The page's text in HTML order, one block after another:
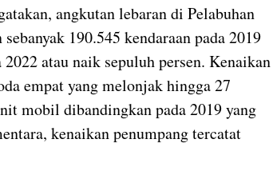
angkutan lebaran di Pelabuhan
190.545 kendaraan pada 2019
atau naik sepuluh persen. Kenaikan
empat yang melonjak hingga 27
mobil dibandingkan pada 2019 yang
kenaikan penumpang tercatat